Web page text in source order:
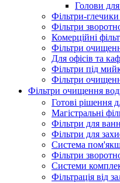
Голови
Фільтри-
Фільтри
Комерційні
Фільтри
Для офісів та
Фільтри під
Фільтри
Фільтри очищення
Готові рішення
Магістральні
Фільтри для
Фільтри для
Система
Фільтри
Системи
Фільтрація від